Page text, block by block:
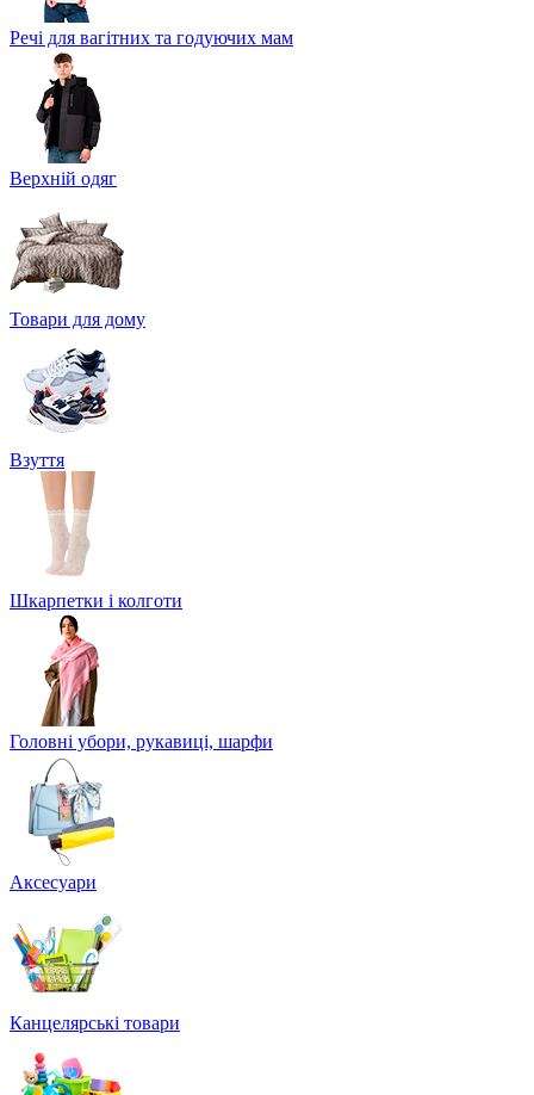
Речі для вагітних та годуючих мам
Верхній одяг
Товари для дому
Взуття
Шкарпетки і колготи
Головні убори, рукавиці, шарфи
Аксесуари
Канцелярські товари